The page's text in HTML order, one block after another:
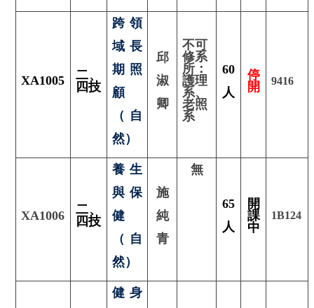
XA1005 二、
四技
跨領
域長
期照
顧
（自
然）
邱
淑
卿
不可
修系
所：
護理
系、
老照
系
60
人
停
開
9416
XA1006
二、
四技
養生
與保
健
（自
然）
施
純
青
無
65
人
開
課
中
1B124
健身